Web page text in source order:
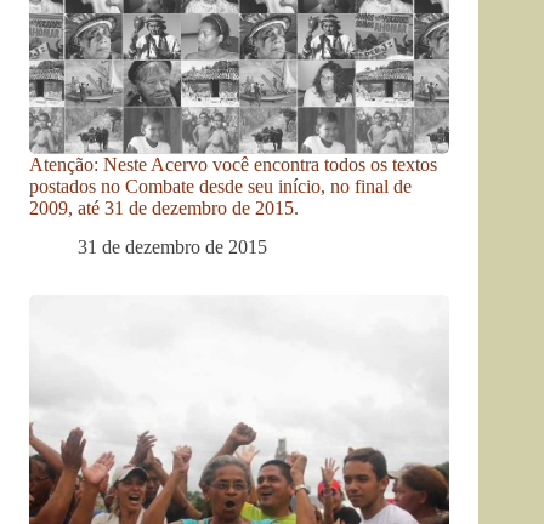
Atenção: Neste Acervo você encontra todos os textos
postados no Combate desde seu início, no final de
2009, até 31 de dezembro de 2015.
31 de dezembro de 2015